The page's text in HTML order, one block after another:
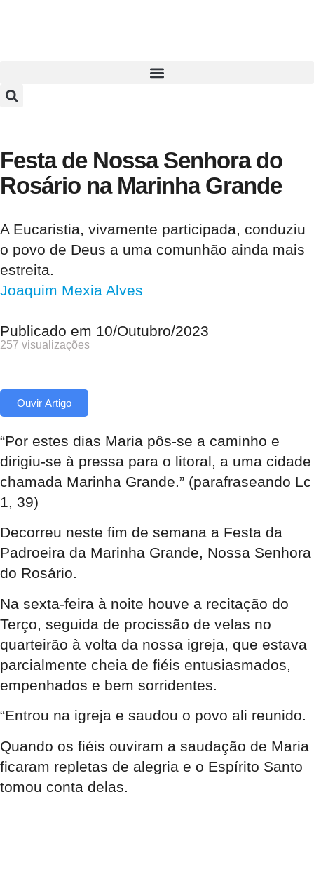
Festa de Nossa Senhora do
Rosário na Marinha Grande
A Eucaristia, vivamente participada, conduziu
o povo de Deus a uma comunhão ainda mais
estreita.
Joaquim Mexia Alves
Publicado em 10/Outubro/2023
257 visualizações
Ouvir Artigo
“Por estes dias Maria pôs-se a caminho e
dirigiu-se à pressa para o litoral, a uma cidade
chamada Marinha Grande.” (parafraseando Lc
1, 39)
Decorreu neste fim de semana a Festa da
Padroeira da Marinha Grande, Nossa Senhora
do Rosário.
Na sexta-feira à noite houve a recitação do
Terço, seguida de procissão de velas no
quarteirão à volta da nossa igreja, que estava
parcialmente cheia de fiéis entusiasmados,
empenhados e bem sorridentes.
“Entrou na igreja e saudou o povo ali reunido.
Quando os fiéis ouviram a saudação de Maria
ficaram repletas de alegria e o Espírito Santo
tomou conta delas.